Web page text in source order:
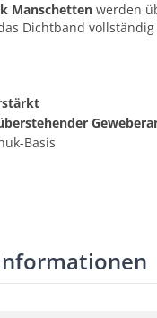
Manschetten werden
Dichtband
Basis